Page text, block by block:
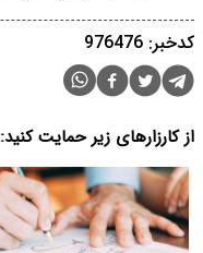
کدخبر: 976476
از کارزارهای زیر حمایت کنید: